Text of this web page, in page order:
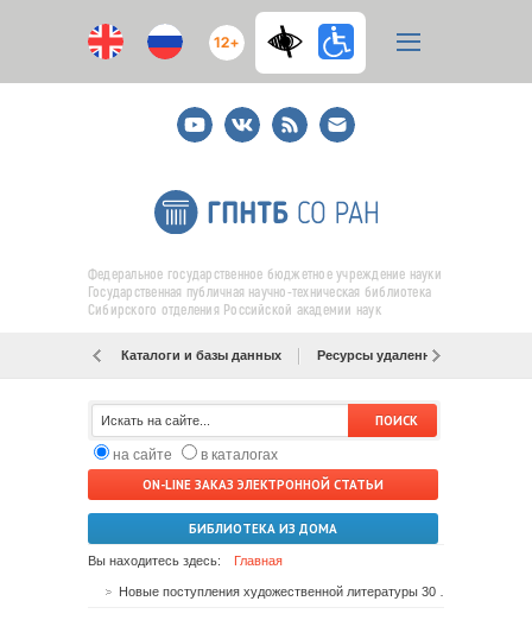
12+
YoutubeВКонтакте
RSS
E-
mail
подписка
Федеральное государственное бюджетное учреждение науки
Государственная публичная научно-техническая библиотека
Сибирского отделения Российской академии наук
Каталоги и базы данных Ресурсы удаленного доступа
на сайте
в каталогах
ON-LINE ЗАКАЗ ЭЛЕКТРОННОЙ СТАТЬИ
БИБЛИОТЕКА ИЗ ДОМА
Вы находитесь здесь: Главная